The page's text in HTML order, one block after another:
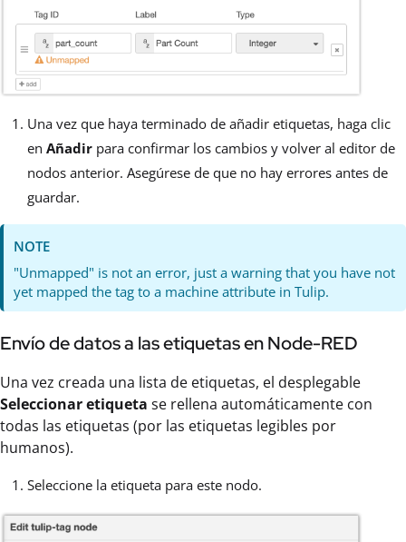
Una vez que haya terminado de añadir etiquetas, haga clic
en Añadir para confirmar los cambios y volver al editor de
nodos anterior. Asegúrese de que no hay errores antes de
guardar.
NOTE
"Unmapped" is not an error, just a warning that you have not
yet mapped the tag to a machine attribute in Tulip.
Envío de datos a las etiquetas en Node-RED
Una vez creada una lista de etiquetas, el desplegable
Seleccionar etiqueta se rellena automáticamente con
todas las etiquetas (por las etiquetas legibles por
humanos).
Seleccione la etiqueta para este nodo.